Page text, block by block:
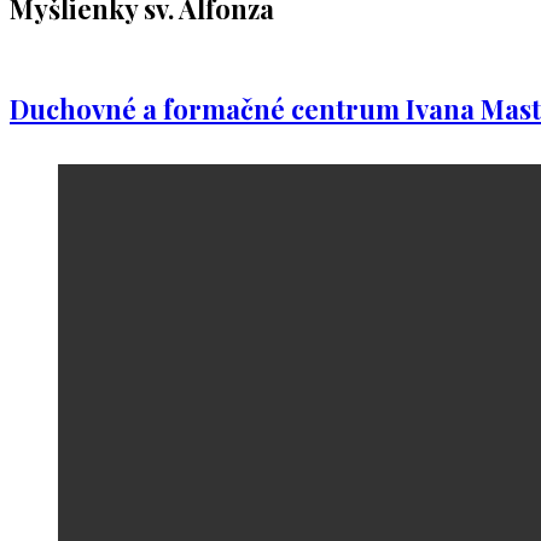
Myšlienky sv. Alfonza
Duchovné a formačné centrum Ivana